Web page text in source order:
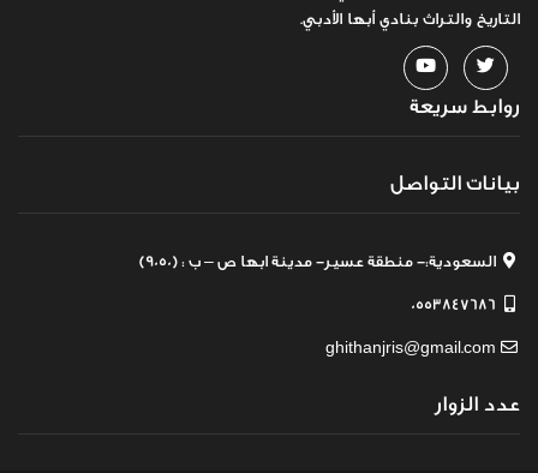
التاريخ والتراث بنادي أبها الأدبي.
روابط سريعة
بيانات التواصل
السعودية:- منطقة عسير- مدينة ابها ص – ب : (9050)
0553847686
ghithanjris@gmail.com
عدد الزوار